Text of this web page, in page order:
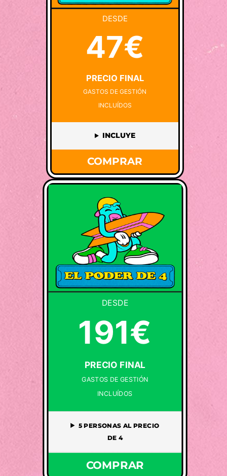
DESDE
47€
PRECIO FINAL
GASTOS DE GESTIÓN
INCLUÍDOS
INCLUYE
COMPRAR
DESDE
191€
PRECIO FINAL
GASTOS DE GESTIÓN
INCLUÍDOS
5 PERSONAS AL PRECIO
DE 4
COMPRAR